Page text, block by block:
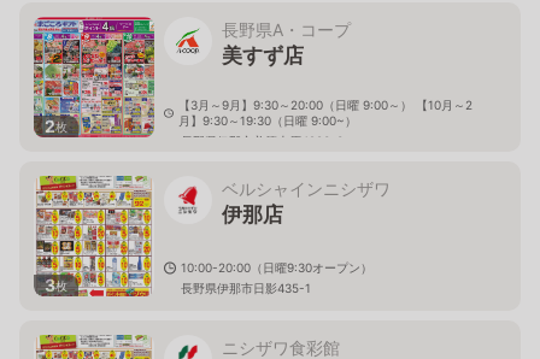
2枚
長野県A・コープ
美すず店
【3月～9月】9:30～20:00（日曜 9:00～） 【10月～2
月】9:30～19:30（日曜 9:00~）
長野県伊那市美篶上原4283-3
3枚
ベルシャインニシザワ
伊那店
10:00-20:00（日曜9:30オープン）
長野県伊那市日影435-1
ニシザワ食彩館